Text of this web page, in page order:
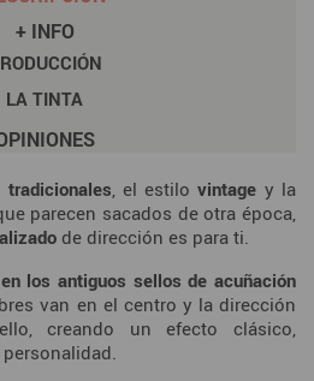
+ INFO
LA TINTA
tradicionales , el estilovintage y la
parecen sacados de otra época,
de dirección es para ti.
los antiguos sellos de acuñación
van en el centro y la dirección
creando un efecto clásico,